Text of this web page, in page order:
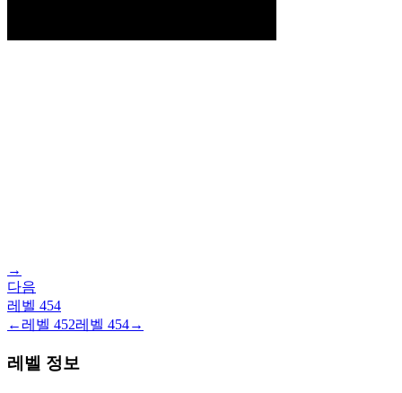
→
다음
레벨 454
← 레벨 452레벨 454→
레벨 정보